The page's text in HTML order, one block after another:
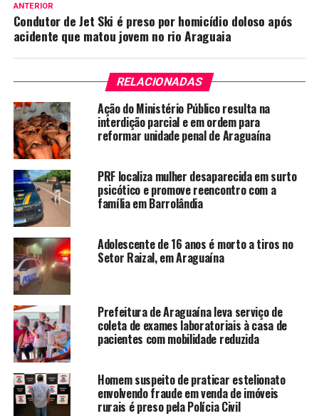
ANTERIOR
Condutor de Jet Ski é preso por homicídio doloso após
acidente que matou jovem no rio Araguaia
RELACIONADAS
Ação do Ministério Público resulta na
interdição parcial e em ordem para
reformar unidade penal de Araguaína
PRF localiza mulher desaparecida em surto
psicótico e promove reencontro com a
família em Barrolândia
Adolescente de 16 anos é morto a tiros no
Setor Raizal, em Araguaína
Prefeitura de Araguaína leva serviço de
coleta de exames laboratoriais à casa de
pacientes com mobilidade reduzida
Homem suspeito de praticar estelionato
envolvendo fraude em venda de imóveis
rurais é preso pela Polícia Civil